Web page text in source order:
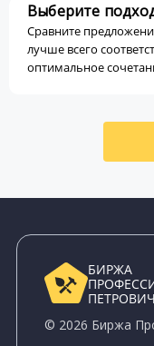
Выберите
Сравните
лучше всего
оптимальное
БИРЖА
© 2026 Биржа